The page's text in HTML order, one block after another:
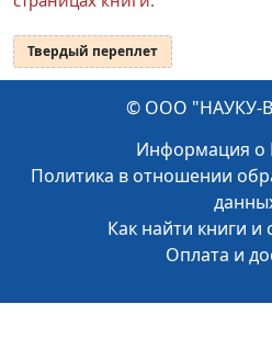
Твердый переплет
© ООО "НАУКУ-
Информация о
Политика в отношении
Как найти книги и
Оплата и